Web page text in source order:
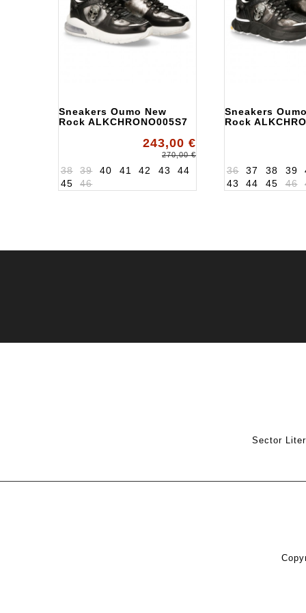
Sneakers Oumo New
Rock ALKCHRONO005S7
243,00 €
270,00 €
38 39 40 41 42 43
44
45
46
Sneakers
Rock
36 37 38 39
43
44 45 46
Sector